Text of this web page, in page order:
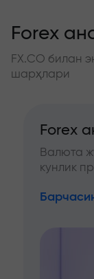
Forex
FX.CO билан
шарҳлари
Forex
Валюта
кунлик